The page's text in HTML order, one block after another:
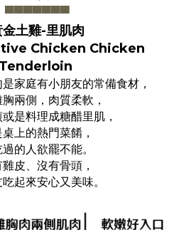
▀▀▀▀▀▀▀
金土雞-里肌肉
Chicken Chicken
Tenderloin
家庭有小朋友的常備食材，
兩側，肉質柔軟，
是料理成糖醋里肌，
上的熱門菜餚，
的人欲罷不能。
皮、沒有骨頭，
起來安心又美味。